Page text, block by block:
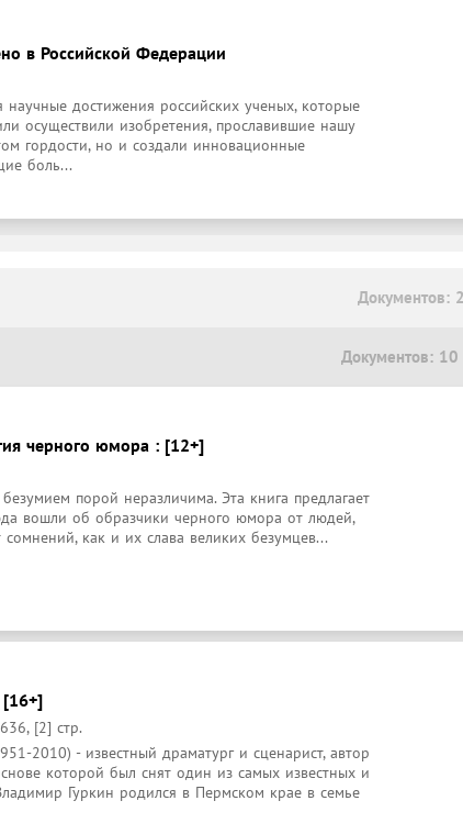
в Российской Федерации
научные достижения российских ученых, которые
осуществили изобретения, прославившие нашу
гордости, но и создали инновационные
боль...
Документов:
Документов: 10
черного юмора : [12+]
порой неразличима. Эта книга предлагает
вошли об образчики черного юмора от людей,
сомнений, как и их слава великих безумцев...
[2] стр.
2010) - известный драматург и сценарист, автор
которой был снят один из самых известных и
Гуркин родился в Пермском крае в семье